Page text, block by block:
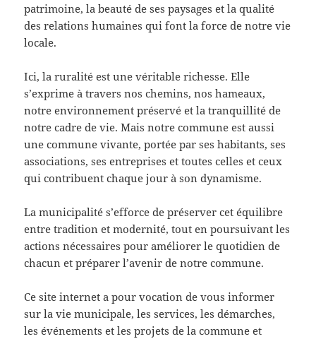
patrimoine, la beauté de ses paysages et la qualité
des relations humaines qui font la force de notre vie
locale.
Ici, la ruralité est une véritable richesse. Elle
s’exprime à travers nos chemins, nos hameaux,
notre environnement préservé et la tranquillité de
notre cadre de vie. Mais notre commune est aussi
une commune vivante, portée par ses habitants, ses
associations, ses entreprises et toutes celles et ceux
qui contribuent chaque jour à son dynamisme.
La municipalité s’efforce de préserver cet équilibre
entre tradition et modernité, tout en poursuivant les
actions nécessaires pour améliorer le quotidien de
chacun et préparer l’avenir de notre commune.
Ce site internet a pour vocation de vous informer
sur la vie municipale, les services, les démarches,
les événements et les projets de la commune et